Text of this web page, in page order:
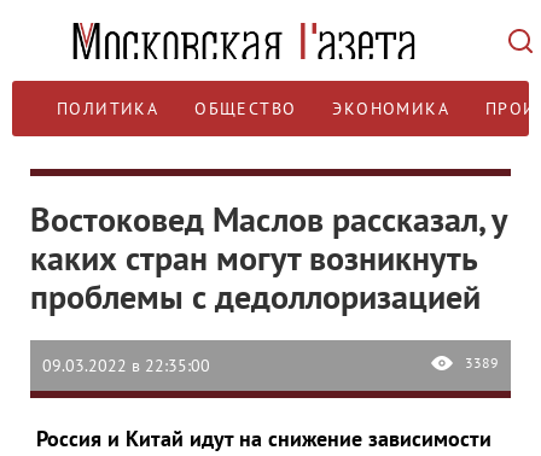
ПОЛИТИКА ОБЩЕСТВО ЭКОНОМИКА
Востоковед Маслов рассказал, у
каких стран могут возникнуть
проблемы с дедоллоризацией
09.03.2022 в 22:35:00 3389
Россия и Китай идут на снижение зависимости